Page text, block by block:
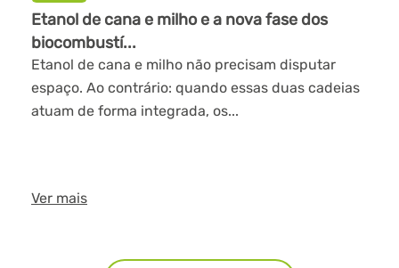
Etanol de cana e milho e a nova fase dos
biocombustí...
Etanol de cana e milho não precisam disputar
espaço. Ao contrário: quando essas duas cadeias
atuam de forma integrada, os...
Ver mais